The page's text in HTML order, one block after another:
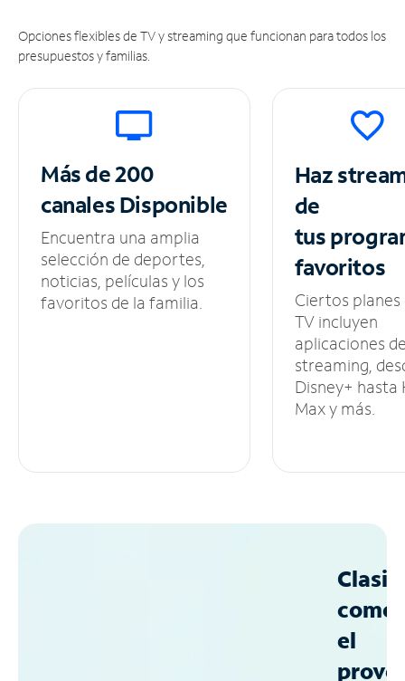
Opciones flexibles de TV y streaming que funcionan para todos los
presupuestos y familias.
Más de 200
canalesDisponible
Encuentra una amplia
selección de deportes,
noticias, películas y los
favoritos de la familia.
Haz
de
tus
favoritos
Ciertos planes
TV incluyen
aplicaciones
streaming,
Disney+ hasta
Max y más.
como
el